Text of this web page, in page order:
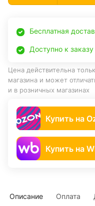
Бесплатная
Доступно к заказу
Цена действительна
магазина и может
и в розничных магазинах
Купить на
Купить на
Описание Оплата